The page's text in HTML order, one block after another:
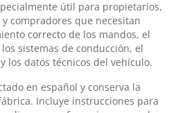
útil para propietarios,
compradores que necesitan
correcto de los mandos, el
sistemas de conducción, el
los datos técnicos del vehículo.
en español y conserva la
Incluye instrucciones para